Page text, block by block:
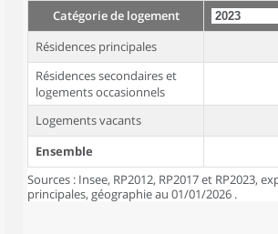
Catégorie de logement
Résidences principales
Résidences secondaires et
logements occasionnels
Logements vacants
Ensemble
Sources : Insee, RP2012, RP2017 et RP2023,
principales, géographie au 01/01/2026 .